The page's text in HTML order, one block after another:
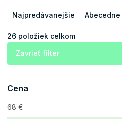
i
d
u
k
Najpredávanejšie Abecedne
26 položiek celkom
Zavrieť filter
Cena
68 €